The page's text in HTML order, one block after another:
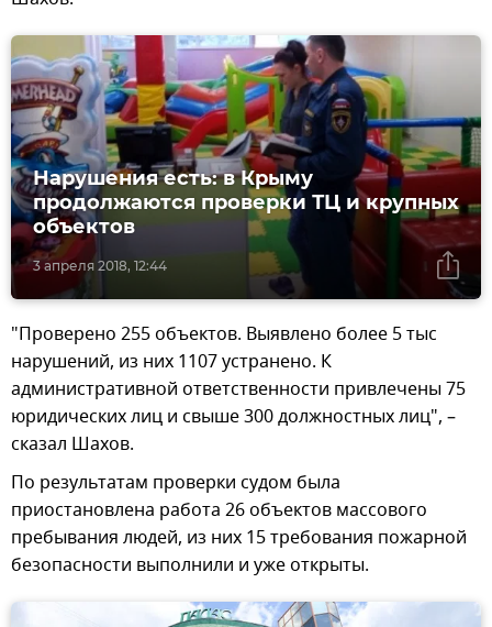
3 апреля 2018, 12:44
Нарушения есть: в Крыму
продолжаются проверки ТЦ и крупных
объектов
"Проверено 255 объектов. Выявлено более 5 тыс
нарушений, из них 1107 устранено. К
административной ответственности привлечены 75
юридических лиц и свыше 300 должностных лиц", –
сказал Шахов.
По результатам проверки судом была
приостановлена работа 26 объектов массового
пребывания людей, из них 15 требования пожарной
безопасности выполнили и уже открыты.